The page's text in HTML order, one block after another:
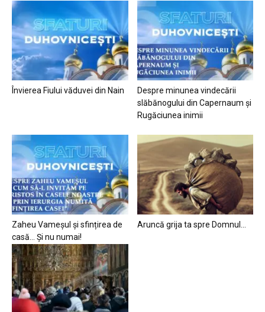
Învierea Fiului văduvei din Nain
Despre minunea vindecării
slăbănogului din Capernaum și
Rugăciunea inimii
Zaheu Vameșul și sfințirea de
casă… Și nu numai!
Aruncă grija ta spre Domnul…